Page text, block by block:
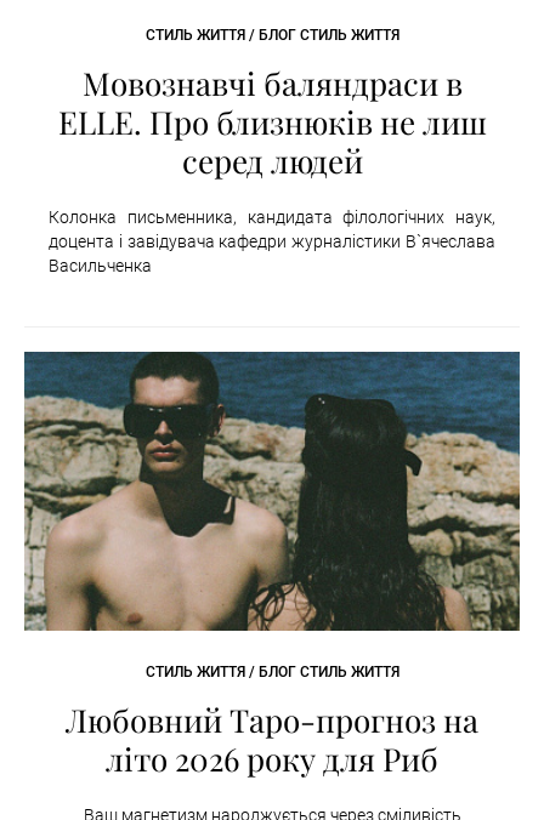
СТИЛЬ ЖИТТЯ / БЛОГ СТИЛЬ ЖИТТЯ
Мовознавчі баляндраси в
ELLE. Про близнюків не лиш
серед людей
Колонка письменника, кандидата філологічних наук,
доцента і завідувача кафедри журналістики В`ячеслава
Васильченка
СТИЛЬ ЖИТТЯ / БЛОГ СТИЛЬ ЖИТТЯ
Любовний Таро-прогноз на
літо 2026 року для Риб
Ваш магнетизм народжується через сміливість